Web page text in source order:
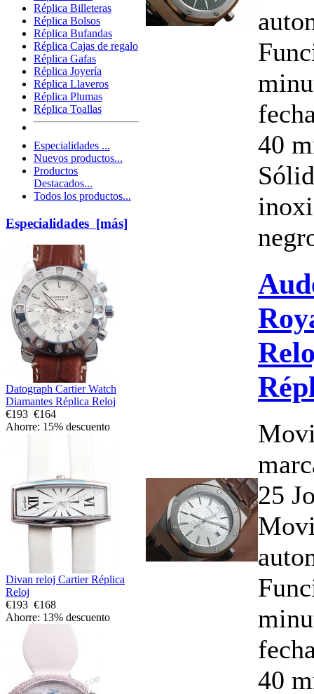
Réplica Billeteras
Réplica Bolsos
Réplica Bufandas
Réplica Cajas de regalo
Réplica Gafas
Réplica Joyería
Réplica Llaveros
Réplica Plumas
Réplica Toallas
Especialidades ...
Nuevos productos...
Productos
Destacados...
Todos los productos...
Especialidades [más]
Datograph Cartier Watch
Diamantes Réplica Reloj
€193 €164
Ahorre: 15% descuento
Divan reloj Cartier Réplica
Reloj
€193 €168
Ahorre: 13% descuento
40
25
40